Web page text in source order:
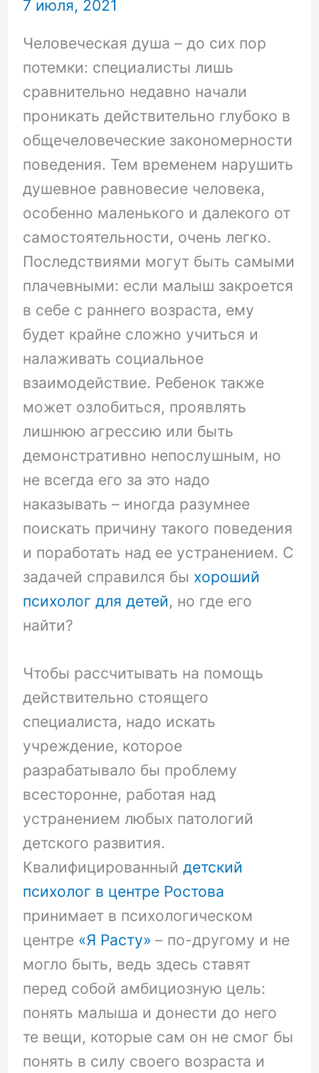
7 июля, 2021
Человеческая душа – до сих пор
потемки: специалисты лишь
сравнительно недавно начали
проникать действительно глубоко в
общечеловеческие закономерности
поведения. Тем временем нарушить
душевное равновесие человека,
особенно маленького и далекого от
самостоятельности, очень легко.
Последствиями могут быть самыми
плачевными: если малыш закроется
в себе с раннего возраста, ему
будет крайне сложно учиться и
налаживать социальное
взаимодействие. Ребенок также
может озлобиться, проявлять
лишнюю агрессию или быть
демонстративно непослушным, но
не всегда его за это надо
наказывать – иногда разумнее
поискать причину такого поведения
и поработать над ее устранением. С
задачей справился бы хороший
психолог для детей, но где его
найти?
Чтобы рассчитывать на помощь
действительно стоящего
специалиста, надо искать
учреждение, которое
разрабатывало бы проблему
всесторонне, работая над
устранением любых патологий
детского развития.
Квалифицированныйдетский
психолог в центре Ростова
принимает в психологическом
центре «Я Расту» – по-другому и не
могло быть, ведь здесь ставят
перед собой амбициозную цель:
понять малыша и донести до него
те вещи, которые сам он не смог бы
понять в силу своего возраста и